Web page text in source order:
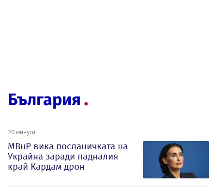
България
20 минути
МВнР вика посланичката на
Украйна заради падналия
край Кардам дрон